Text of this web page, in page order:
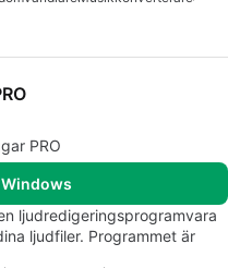
PRO
ljudredigeringsprogramvara
ljudfiler. Programmet är